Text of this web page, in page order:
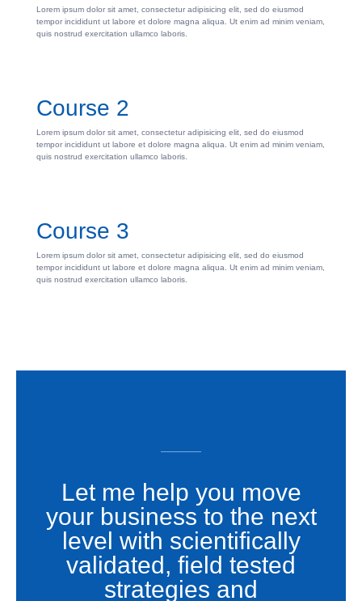
Lorem ipsum dolor sit amet, consectetur adipisicing elit, sed do eiusmod
tempor incididunt ut labore et dolore magna aliqua. Ut enim ad minim veniam,
quis nostrud exercitation ullamco laboris.
Course 2
Lorem ipsum dolor sit amet, consectetur adipisicing elit, sed do eiusmod
tempor incididunt ut labore et dolore magna aliqua. Ut enim ad minim veniam,
quis nostrud exercitation ullamco laboris.
Course 3
Lorem ipsum dolor sit amet, consectetur adipisicing elit, sed do eiusmod
tempor incididunt ut labore et dolore magna aliqua. Ut enim ad minim veniam,
quis nostrud exercitation ullamco laboris.
Let me help you move
your business to the next
level with scientifically
validated, field tested
strategies and